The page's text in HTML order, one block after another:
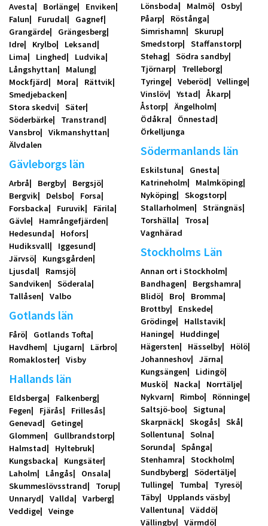
Avesta Borlänge
Enviken
Falun
Furudal
Gagnef
Grangärde
Grängesberg
Idre
Krylbo
Leksand
Lima
Linghed
Ludvika
Långshyttan
Malung
Mockfjärd
Mora
Rättvik
Smedjebacken
Stora skedvi
Säter
Söderbärke
Transtrand
Vansbro
Vikmanshyttan
Älvdalen
Gävleborgs län
Arbrå Bergby
Bergsjö
Bergvik
Delsbo
Forsa
Forsbacka
Furuvik
Färila
Gävle
Hamrångefjärden
Hedesunda
Hofors
Hudiksvall
Iggesund
Järvsö
Kungsgården
Ljusdal
Ramsjö
Sandviken
Söderala
Tallåsen
Valbo
Gotlands län
Fårö
Gotlands Tofta
Havdhem
Ljugarn
Lärbro
Romakloster
Visby
Hallands län
Eldsberga
Falkenberg
Fegen
Fjärås
Frillesås
Genevad
Getinge
Glommen
Gullbrandstorp
Halmstad
Hyltebruk
Kungsbacka
Kungsäter
Laholm
Långås
Onsala
Skummeslövsstrand
Torup
Unnaryd
Vallda
Varberg
Veddige
Veinge
Lönsboda
Malmö
Osby
Påarp
Röstånga
Simrishamn
Skurup
Smedstorp
Staffanstorp
Stehag
Södra sandby
Tjörnarp
Trelleborg
Tyringe
Veberöd
Vellinge
Vinslöv
Ystad
Åkarp
Åstorp
Ängelholm
Ödåkra
Önnestad
Örkelljunga
Södermanlands län
Eskilstuna
Gnesta
Katrineholm
Malmköping
Nyköping
Skogstorp
Stallarholmen
Strängnäs
Torshälla
Trosa
Vagnhärad
Stockholms Län
Annan ort i Stockholm
Bandhagen
Bergshamra
Blidö
Bro
Bromma
Brottby
Enskede
Grödinge
Hallstavik
Haninge
Huddinge
Hägersten
Hässelby
Hölö
Johanneshov
Järna
Kungsängen
Lidingö
Muskö
Nacka
Norrtälje
Nykvarn
Rimbo
Rönninge
Saltsjö-boo
Sigtuna
Skarpnäck
Skogås
Skå
Sollentuna
Solna
Sorunda
Spånga
Stenhamra
Stockholm
Sundbyberg
Södertälje
Tullinge
Tumba
Tyresö
Täby
Upplands väsby
Vallentuna
Väddö
Vällingby
Värmdö